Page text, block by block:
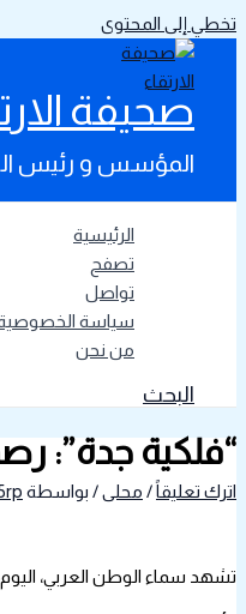
تخطي إلى المحتوى
صحيفة
المؤسس و رئيس
الرئيسية
تصفح
تواصل
سياسة
من نحن
البحث
“فلكية جدة”:
اترك تعليقاً/ محلى/ بواسطة
تشهد سماء الوطن العربي،